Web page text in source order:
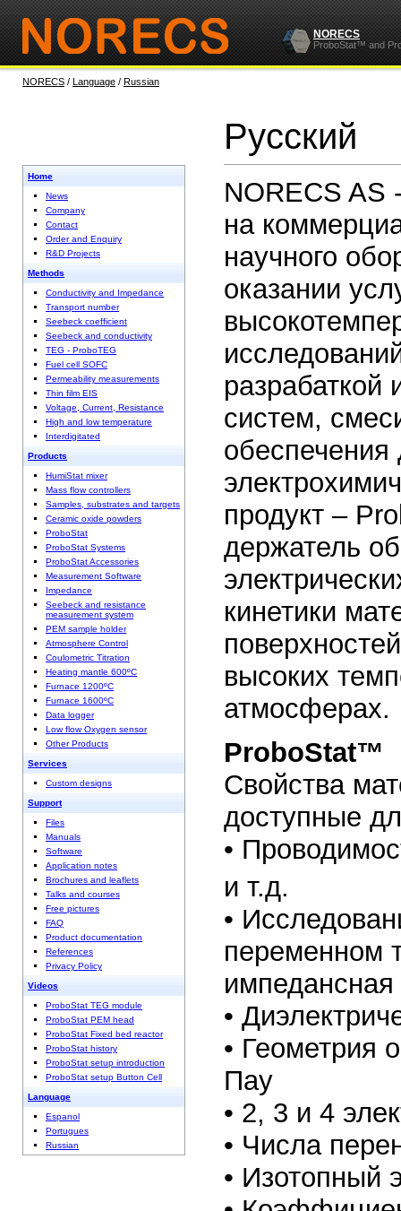
NORECS
ProboStat™ and
NORECS / Language / Russian
Pусский
Home
News
Company
Contact
Order and Enquiry
R&D Projects
Methods
Conductivity and Impedance
Transport number
Seebeck coefficient
Seebeck and conductivity
TEG - ProboTEG
Fuel cell SOFC
Permeability measurements
Thin film EIS
Voltage, Current, Resistance
High and low temperature
Interdigitated
Products
HumiStat mixer
Mass flow controllers
Samples, substrates and targets
Ceramic oxide powders
ProboStat
ProboStat Systems
ProboStat Accessories
Measurement Software
Impedance
Seebeck and resistance
measurement system
PEM sample holder
Atmosphere Control
Coulometric Titration
Heating mantle 600ºC
Furnace 1200ºC
Furnace 1600ºC
Data logger
Low flow Oxygen sensor
Other Products
Services
Custom designs
Support
Files
Manuals
Software
Application notes
Brochures and leaflets
Talks and courses
Free pictures
FAQ
Product documentation
References
Privacy Policy
Videos
ProboStat TEG module
ProboStat PEM head
ProboStat Fixed bed reactor
ProboStat history
ProboStat setup introduction
ProboStat setup Button Cell
Language
Espanol
Portugues
Russian
NORECS AS
на
научного
оказании
разрабаткой
систем,
продукт –
держатель
кинетики
высоких
атмосферах.
ProboStat™
Свойства
доступные
•
и т.д.
•
переменном
импедансная
•
• Геометрия
Пау
• 2, 3 и 4
• Числа
• Изотопный